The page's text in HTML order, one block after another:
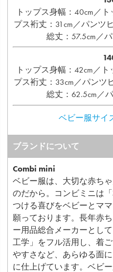
トップス身幅：40cm／
プス裄丈：31cm／パンツ
総丈：57.5cm／
トップス身幅：42cm／
プス裄丈：33cm／パンツ
総丈：62.5cm／
ベビー服サイ
ブランドについて
Combi mini
ベビー服は、大切な赤ち
のだから。コンビミニは
つける喜びをベビーとマ
願っております。長年赤
ー用品総合メーカーとし
工学」をフル活用し、着
やすさなど、あらゆる面
に仕上げています。ベビ